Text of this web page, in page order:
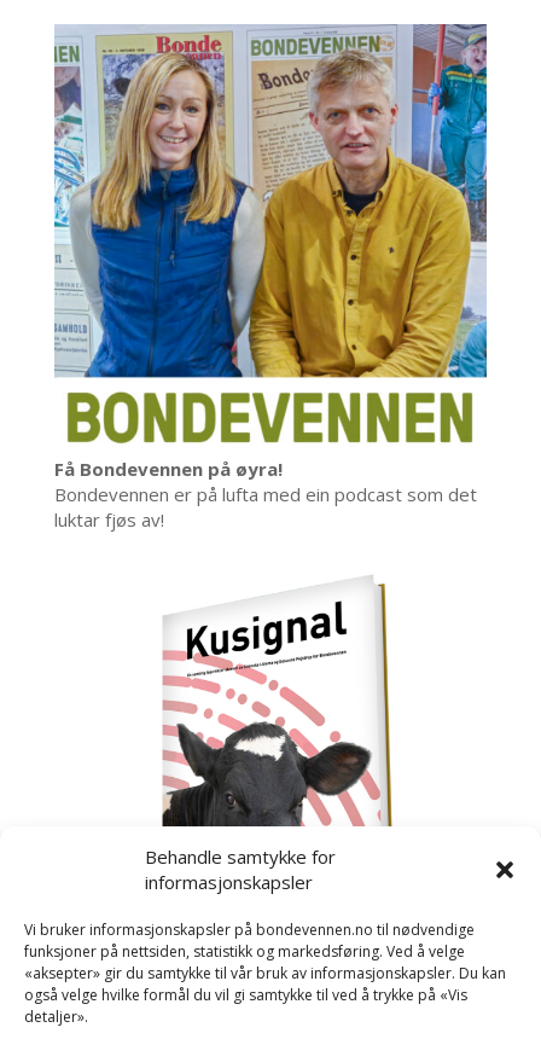
Behandle samtykke for
informasjonskapsler
Vi bruker informasjonskapsler på bondevennen.no til nødvendige
funksjoner på nettsiden, statistikk og markedsføring. Ved å velge
«aksepter» gir du samtykke til vår bruk av informasjonskapsler. Du kan
også velge hvilke formål du vil gi samtykke til ved å trykke på «Vis
detaljer».
Få Bondevennen på øyra!
Bondevennen er på lufta med ein podcast som det
luktar fjøs av!
Kusignal